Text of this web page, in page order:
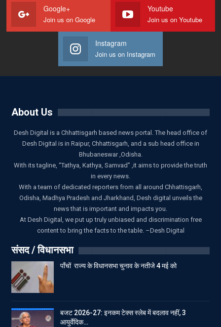
Google+
Join us on Google
Youtube
Join us on Youtube
Instagram
Join us on Instagram
About Us
Desh Digital is a Chhattisgarh based news portal. The head office of
Desh Digital is in Raipur, Chhattisgarh, and a sub head office in
Bhubaneswar ,Odisha.
With its tagline, “Tathya, Kathya, Samvad” ,it aims to provide the truth
in every news.
With a team of dedicated reporters from all around Chhattisgarh,
Odisha, Madhya Pradesh and Jharkhand, Desh digital unveils the
news that is important and impacts you.
At Desh Digital, we put up truly unbiased and discrimination free
content to bring the facts to the table. –Desh Digital
संसद / विधानसभा
पाँचों राज्य के विधानसभा चुनाव के नतीजे 4 मई को
बजट 2026-27: इनकम टेक्स स्लेब में बदलाव नहीं, 3
आयुर्वेदिक…